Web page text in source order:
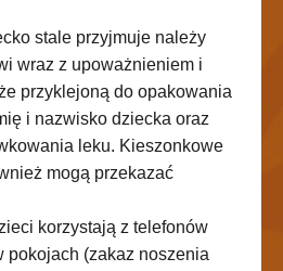
stale przyjmuje należy
wraz z upoważnieniem i
przyklejoną do opakowania
i nazwisko dziecka oraz
leku. Kieszonkowe
mogą przekazać
korzystają z telefonów
pokojach (zakaz noszenia